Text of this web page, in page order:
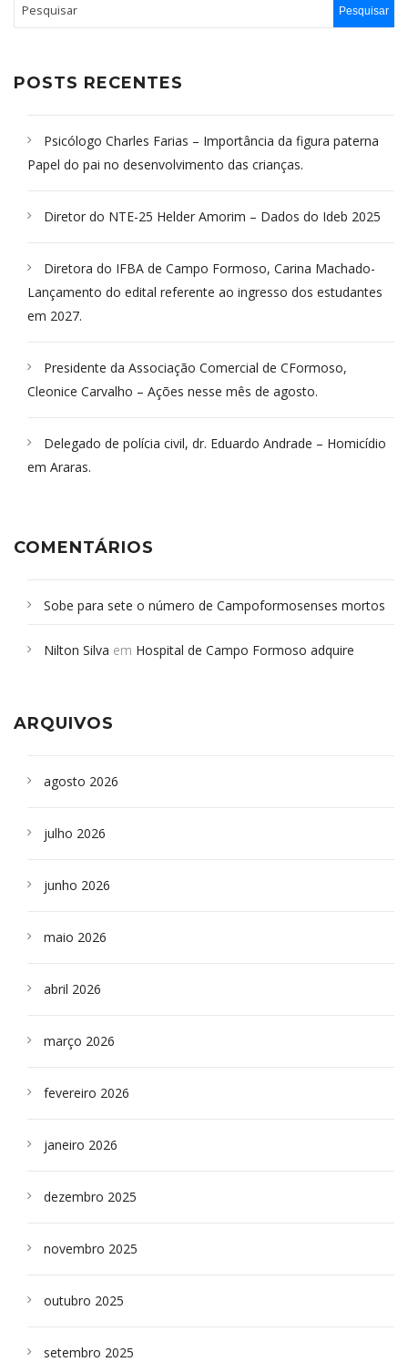
POSTS RECENTES
Psicólogo Charles Farias – Importância da figura paterna
Papel do pai no desenvolvimento das crianças.
Diretor do NTE-25 Helder Amorim – Dados do Ideb 2025
Diretora do IFBA de Campo Formoso, Carina Machado-
Lançamento do edital referente ao ingresso dos estudantes
em 2027.
Presidente da Associação Comercial de CFormoso,
Cleonice Carvalho – Ações nesse mês de agosto.
Delegado de polícia civil, dr. Eduardo Andrade – Homicídio
em Araras.
COMENTÁRIOS
Sobe para sete o número de Campoformosenses mortos
Campoformosenses que morreram em desabamentos são
Nilton Silva em Hospital de Campo Formoso adquire
ARQUIVOS
agosto 2026
julho 2026
junho 2026
maio 2026
abril 2026
março 2026
fevereiro 2026
janeiro 2026
dezembro 2025
novembro 2025
outubro 2025
setembro 2025